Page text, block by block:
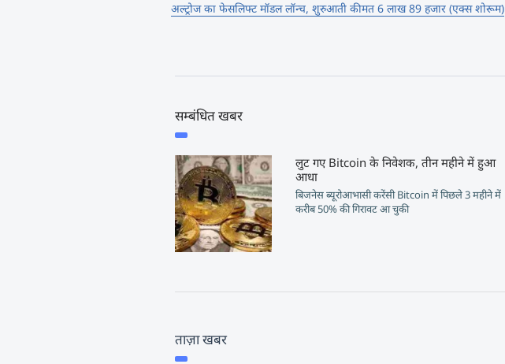
अल्ट्रोज का फेसलिफ्ट मॉडल लॉन्च, शुरुआती कीमत 6 लाख 89 हजार (एक्स शोरूम)
सम्बंधित खबर
लुट गए Bitcoin के निवेशक, तीन महीने में हुआ
आधा
बिजनेस ब्यूरोआभासी करेंसी Bitcoin में पिछले 3 महीने में
करीब 50% की गिरावट आ चुकी
ताज़ा खबर